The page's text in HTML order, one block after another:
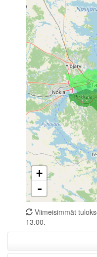
+
-
Viimeisimmät
13.00.